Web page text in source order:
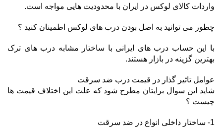
واردات کالای لوکس در ایران با محدودیت هایی مواجه است.
چطور می توانید به اصل بودن درب های لوکس اطمینان کنید ؟
با این حساب درب های ایرانی با ساختار مشابه درب های ترک
بهترین گزینه در بازار هستند.
عوامل تاثیر گذار در قیمت درب ضد سرقت
شاید این سوال برایتان مطرح شود که علت این اختلاف قیمت ها
چیست ؟
1- ساختار داخلی انواع در ضد سرقت